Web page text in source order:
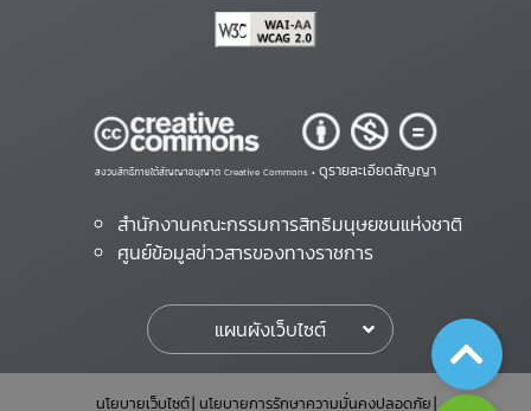
สงวนสิทธิ์ภายใต้สัญญาอนุญาต Creative Commons • ดูรายละเอียดสัญญา
สำนักงานคณะกรรมการสิทธิมนุษยชนแห่งชาติ
ศูนย์ข้อมูลข่าวสารของทางราชการ
แผนผังเว็บไซต์
นโยบายเว็บไซต์ นโยบายการรักษาความมั่นคงปลอดภัย